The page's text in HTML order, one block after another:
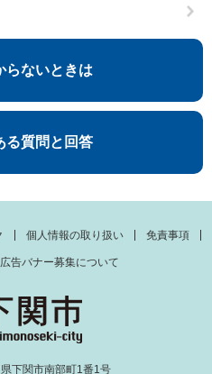
らないときは
る質問と回答
個人情報の取り扱い 免責事項
広告バナー募集について
下関市南部町1番1号